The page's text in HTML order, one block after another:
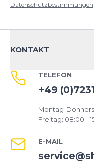
Datenschutzbestimmungen
KONTAKT
TELEFON
+49
Montag-
Freitag: 08:00 -
E-MAIL